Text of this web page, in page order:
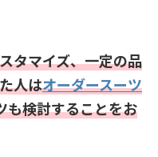
タマイズ、一定の品
人はオーダースーツ
も検討することをお